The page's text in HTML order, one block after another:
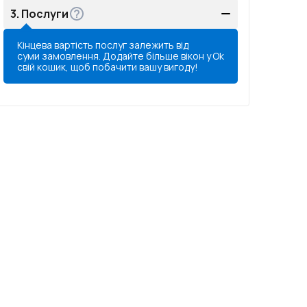
3. Послуги
Кінцева вартість послуг залежить від
суми замовлення. Додайте більше вікон у
свій кошик, щоб побачити вашу вигоду!
Ok